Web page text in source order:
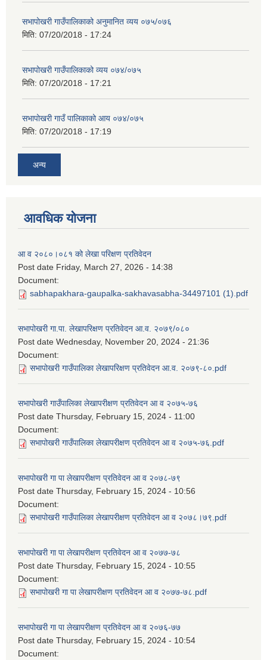
सभापोखरी गाउँपालिकाको अनुमानित व्यय ०७५/०७६
मिति: 07/20/2018 - 17:24
सभापोखरी गाउँपालिकाको व्यय ०७४/०७५
मिति: 07/20/2018 - 17:21
सभापोखरी गाउँ पालिकाको आय ०७४/०७५
मिति: 07/20/2018 - 17:19
अन्य
आवधिक योजना
आ व २०८०।०८१ को लेखा परिक्षण प्रतिवेदन
Post date Friday, March 27, 2026 - 14:38
Document:
sabhapakhara-gaupalka-sakhavasabha-34497101 (1).pdf
सभापोखरी गा.पा. लेखापरिक्षण प्रतिवेदन आ.व. २०७९/०८०
Post date Wednesday, November 20, 2024 - 21:36
Document:
सभापोखरी गाउँपालिका लेखापरिक्षण प्रतिवेदन आ.व. २०७९-८०.pdf
सभापोखरी गाउँपालिका लेखापरीक्षण प्रतिवेदन आ व २०७५-७६
Post date Thursday, February 15, 2024 - 11:00
Document:
सभापोखरी गाउँपालिका लेखापरीक्षण प्रतिवेदन आ व २०७५-७६.pdf
सभापोखरी गा पा लेखापरीक्षण प्रतिवेदन आ व २०७८-७९
Post date Thursday, February 15, 2024 - 10:56
Document:
सभापोखरी गाउँपालिका लेखापरीक्षण प्रतिवेदन आ व २०७८।७९.pdf
सभापोखरी गा पा लेखापरीक्षण प्रतिवेदन आ व २०७७-७८
Post date Thursday, February 15, 2024 - 10:55
Document:
सभापोखरी गा पा लेखापरीक्षण प्रतिवेदन आ व २०७७-७८.pdf
सभापोखरी गा पा लेखापरीक्षण प्रतिवेदन आ व २०७६-७७
Post date Thursday, February 15, 2024 - 10:54
Document: